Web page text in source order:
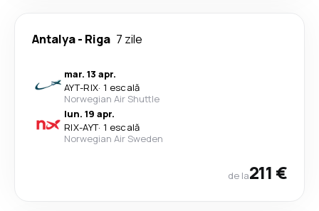
Antalya- Riga 7 zile
mar. 13 apr.
AYT-RIX· 1 escală
Norwegian Air Shuttle
lun. 19 apr.
RIX-AYT· 1 escală
Norwegian Air Sweden
de la211 €